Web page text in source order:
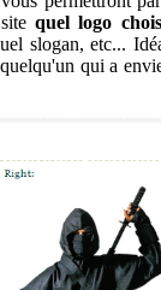
quel logo
slogan, etc...
qui a